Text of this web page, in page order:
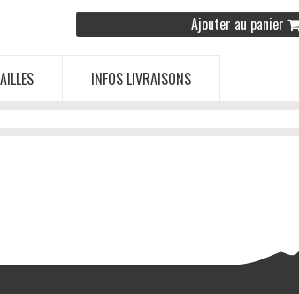
Ajouter au panier
INFOS LIVRAISONS